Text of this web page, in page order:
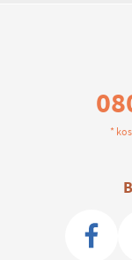
*